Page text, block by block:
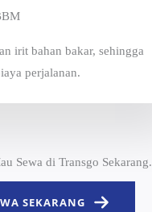
irit bahan bakar, sehingga
perjalanan.
Sewa di Transgo Sekarang.
SEKARANG